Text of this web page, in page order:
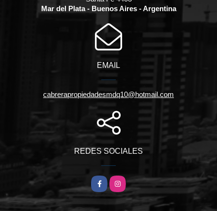
Mar del Plata - Buenos Aires - Argentina
EMAIL
cabrerapropiedadesmdq10@hotmail.com
REDES SOCIALES
FacebookInstagram